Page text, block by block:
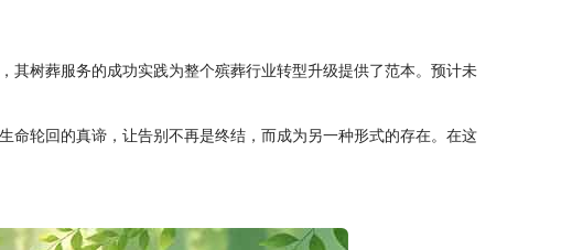
其树葬服务的成功实践为整个殡葬行业转型升级提供了范本。预计未
轮回的真谛，让告别不再是终结，而成为另一种形式的存在。在这